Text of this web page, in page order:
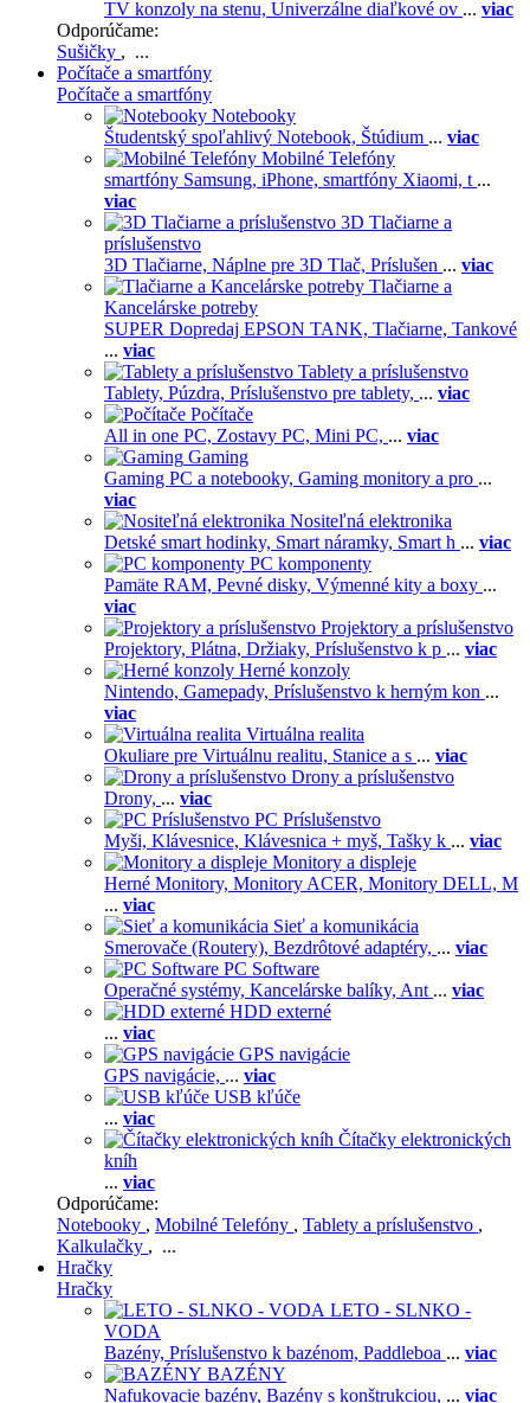
TV konzoly na stenu, Univerzálne diaľkové ov ... viac
Odporúčame:
Sušičky , ...
Počítače a smartfóny
Počítače a smartfóny
Notebooky
Študentský spoľahlivý Notebook, Štúdium ... viac
Mobilné Telefóny
smartfóny Samsung, iPhone, smartfóny Xiaomi, t ...
viac
3D Tlačiarne a
príslušenstvo
3D Tlačiarne, Náplne pre 3D Tlač, Príslušen ... viac
Tlačiarne a
Kancelárske potreby
SUPER Dopredaj EPSON TANK, Tlačiarne, Tankové
... viac
Tablety a príslušenstvo
Tablety, Púzdra, Príslušenstvo pre tablety, ... viac
Počítače
All in one PC, Zostavy PC, Mini PC, ... viac
Gaming
Gaming PC a notebooky, Gaming monitory a pro ...
viac
Nositeľná elektronika
Detské smart hodinky, Smart náramky, Smart h ... viac
PC komponenty
Pamäte RAM, Pevné disky, Výmenné kity a boxy ...
viac
Projektory a príslušenstvo
Projektory, Plátna, Držiaky, Príslušenstvo k p ... viac
Herné konzoly
Nintendo, Gamepady, Príslušenstvo k herným kon ...
viac
Virtuálna realita
Okuliare pre Virtuálnu realitu, Stanice a s ... viac
Drony a príslušenstvo
Drony, ... viac
PC Príslušenstvo
Myši, Klávesnice, Klávesnica + myš, Tašky k ... viac
Monitory a displeje
Herné Monitory, Monitory ACER, Monitory DELL, M
... viac
Sieť a komunikácia
Smerovače (Routery), Bezdrôtové adaptéry, ... viac
PC Software
Operačné systémy, Kancelárske balíky, Ant ... viac
HDD externé
... viac
GPS navigácie
GPS navigácie, ... viac
USB kľúče
... viac
Čítačky elektronických
kníh
... viac
Odporúčame:
Notebooky , Mobilné Telefóny , Tablety a príslušenstvo ,
Kalkulačky , ...
Hračky
Hračky
LETO - SLNKO -
VODA
Bazény, Príslušenstvo k bazénom, Paddleboa ... viac
BAZÉNY
Nafukovacie bazény, Bazény s konštrukciou, ... viac